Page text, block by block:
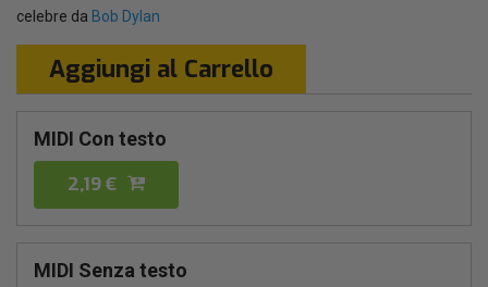
celebre da Bob Dylan
Aggiungi al Carrello
MIDI Con testo
2,19 €
MIDI Senza testo